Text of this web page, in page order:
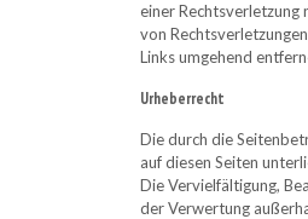
einer Rechtsverletzung
von
Links umgehend
Urheberrecht
Die durch die
auf diesen Seiten
Die Vervielfältigung,
der Verwertung